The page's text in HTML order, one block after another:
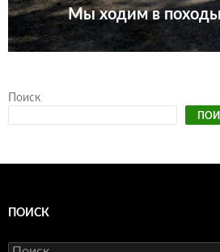
Мы ходим в
Поиск
ПОИСК
Найти: